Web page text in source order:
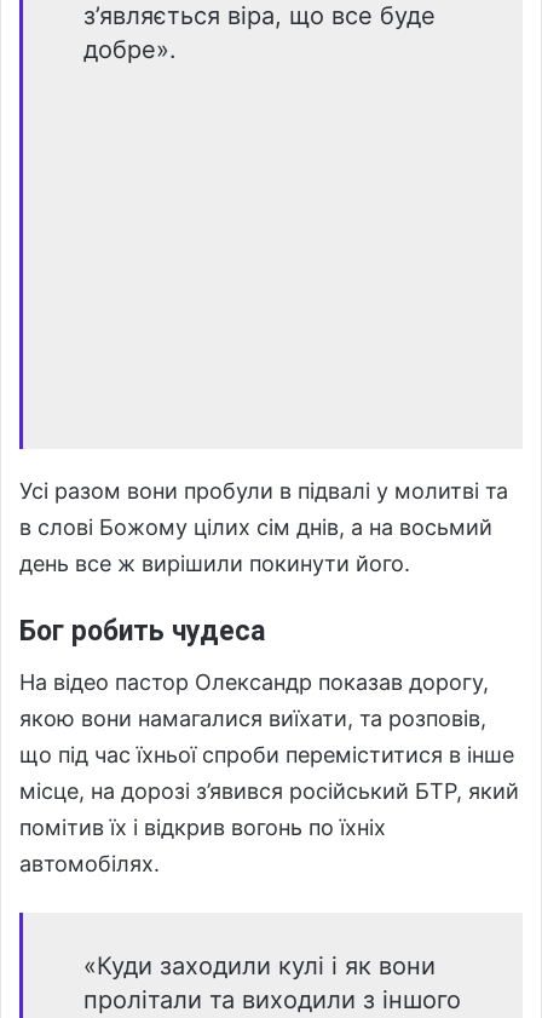
з’являється віра, що все буде
добре».
Усі разом вони пробули в підвалі у молитві та
в слові Божому цілих сім днів, а на восьмий
день все ж вирішили покинути його.
Бог робить чудеса
На відео пастор Олександр показав дорогу,
якою вони намагалися виїхати, та розповів,
що під час їхньої спроби переміститися в інше
місце, на дорозі з’явився російський БТР, який
помітив їх і відкрив вогонь по їхніх
автомобілях.
«Куди заходили кулі і як вони
пролітали та виходили з іншого